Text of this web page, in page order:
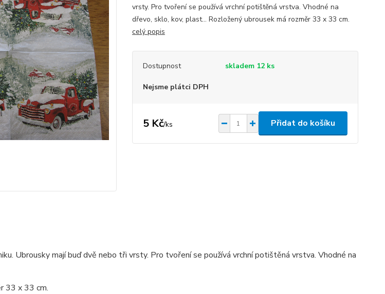
vrsty. Pro tvoření se používá vrchní potištěná vrstva. Vhodné na
dřevo, sklo, kov, plast... Rozložený ubrousek má rozměr 33 x 33 cm.
celý popis
Dostupnost skladem 12 ks
Nejsme plátci DPH
5 Kč/ks Přidat do košíku
Ubrousky mají buď dvě nebo tři vrsty. Pro tvoření se používá vrchní potištěná vrstva. Vhodné na
33 x 33 cm.